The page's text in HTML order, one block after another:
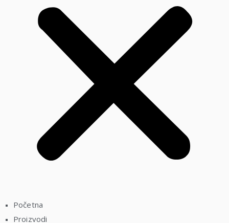
Početna
Proizvodi